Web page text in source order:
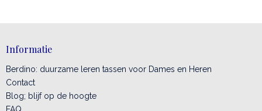
Informatie
Berdino: duurzame leren tassen voor Dames en Heren
Contact
Blog; blijf op de hoogte